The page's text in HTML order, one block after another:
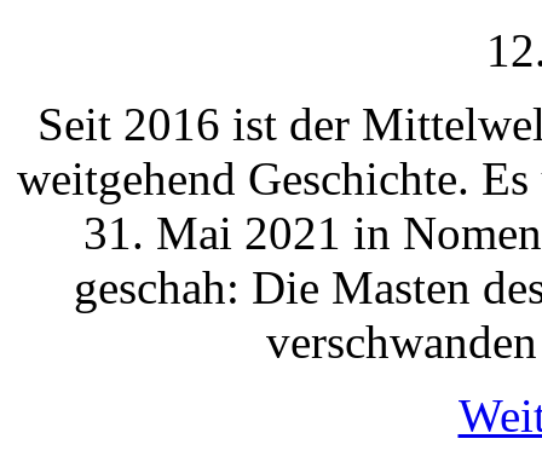
Seit 2016 ist der
weitgehend Geschichte.
31. Mai 2021 in
geschah: Die Masten